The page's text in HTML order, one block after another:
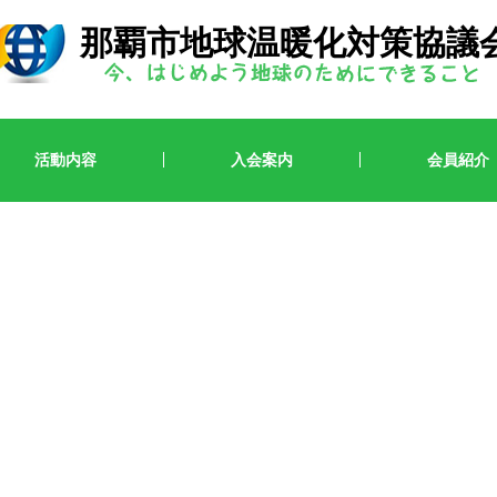
那覇市地球温暖化対策協議
活動内容 入会案内 会員紹介